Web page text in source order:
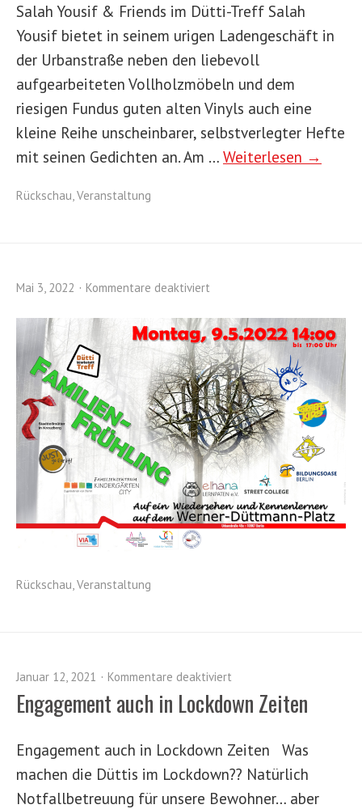
Salah Yousif & Friends im Dütti-Treff Salah
Yousif bietet in seinem urigen Ladengeschäft in
der Urbanstraße neben den liebevoll
aufgearbeiteten Vollholzmöbeln und dem
riesigen Fundus guten alten Vinyls auch eine
kleine Reihe unscheinbarer, selbstverlegter Hefte
mit seinen Gedichten an. Am … Weiterlesen →
Rückschau,Veranstaltung
Mai 3, 2022 Kommentare deaktiviert
Rückschau Veranstaltung
Januar 12, 2021 Kommentare deaktiviert
En­ga­ge­ment auch in Lockdown Zeiten
En­ga­ge­ment auch in Lockdown Zeiten Was
machen die Düttis im Lockdown?? Natürlich
Notfallbetreuung für unsere Bewohner… aber